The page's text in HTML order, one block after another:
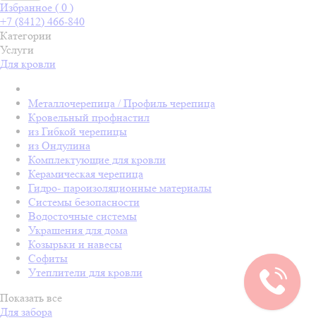
Избранное ( 0 )
+7 (8412) 466-840
Категории
Услуги
Для кровли
Металлочерепица / Профиль черепица
Кровельный профнастил
из Гибкой черепицы
из Ондулина
Комплектующие для кровли
Керамическая черепица
Гидро- пароизоляционные материалы
Системы безопасности
Водосточные системы
Украшения для дома
Козырьки и навесы
Софиты
Утеплители для кровли
Показать все
Для забора